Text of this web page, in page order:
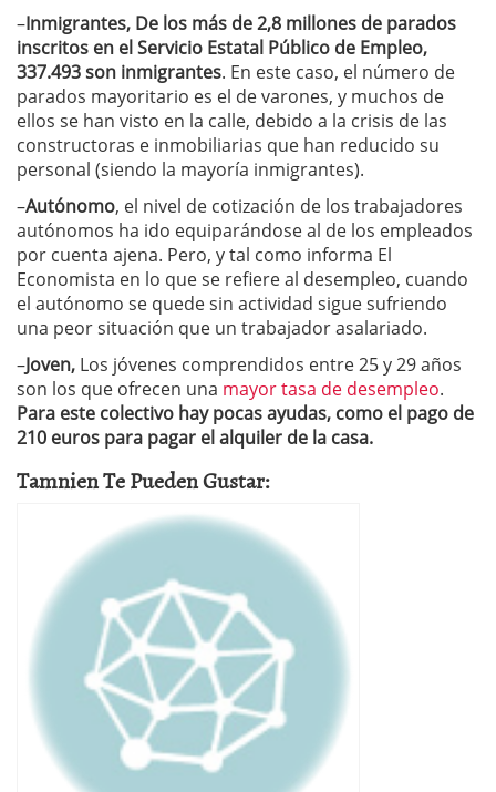
–Inmigrantes, De los más de 2,8 millones de parados
inscritos en el Servicio Estatal Público de Empleo,
337.493 son inmigrantes. En este caso, el número de
parados mayoritario es el de varones, y muchos de
ellos se han visto en la calle, debido a la crisis de las
constructoras e inmobiliarias que han reducido su
personal (siendo la mayoría inmigrantes).
–Autónomo, el nivel de cotización de los trabajadores
autónomos ha ido equiparándose al de los empleados
por cuenta ajena. Pero, y tal como informa El
Economista en lo que se refiere al desempleo, cuando
el autónomo se quede sin actividad sigue sufriendo
una peor situación que un trabajador asalariado.
–Joven, Los jóvenes comprendidos entre 25 y 29 años
son los que ofrecen una mayor tasa de desempleo.
Para este colectivo hay pocas ayudas, como el pago de
210 euros para pagar el alquiler de la casa.
Tamnien Te Pueden Gustar: